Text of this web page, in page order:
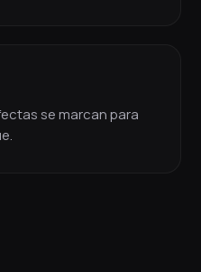
se marcan para